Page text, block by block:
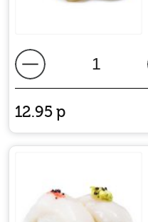
12.95р